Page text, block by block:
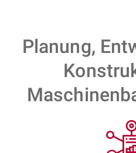
Planung,